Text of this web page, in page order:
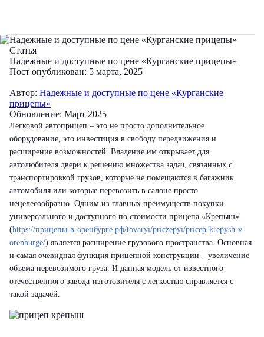
Статья
Надежные и доступные по цене «Курганские прицепы»
Пост опубликован: 5 марта, 2025
Автор: Надежные и доступные по цене «Курганские
прицепы»
Обновление: Март 2025
Легковой автоприцеп – это не просто дополнительное
оборудование, это инвестиция в свободу передвижения и
расширение возможностей. Владение им открывает для
автолюбителя двери к решению множества задач, связанных с
транспортировкой грузов, которые не помещаются в багажник
автомобиля или которые перевозить в салоне просто
нецелесообразно. Одним из главных преимуществ покупки
универсального и доступного по стоимости прицепа «Крепыш»
(https://прицепы-в-оренбурге.рф/tovaryi/priczepyi/pricep-krepysh-v-
orenburge/) является расширение грузового пространства. Основная
и самая очевидная функция прицепной конструкции – увеличение
объема перевозимого груза. И данная модель от известного
отечественного завода-изготовителя с легкостью справляется с
такой задачей.